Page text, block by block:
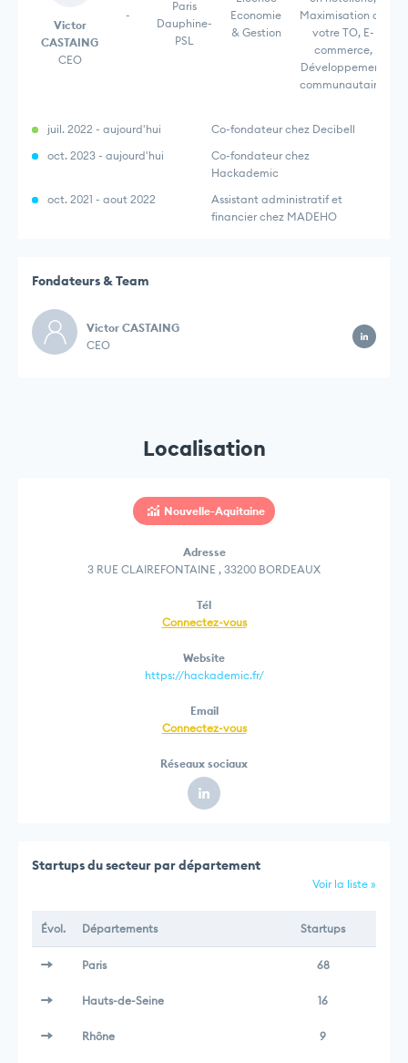
Victor
CASTAING
CEO
-
Paris
Dauphine-
PSL
Economie
& Gestion
Maximisation de
votre TO, E-
commerce,
Développement
communautaire,
juil. 2022 - aujourd'hui
Co-fondateur chez Decibell
oct. 2023 - aujourd'hui
Co-fondateur chez
Hackademic
oct. 2021 - aout 2022
Assistant administratif et
financier chez MADEHO
Fondateurs & Team
Victor CASTAING
CEO
Localisation
Nouvelle-Aquitaine
Adresse
3 RUE CLAIREFONTAINE , 33200 BORDEAUX
Tél
Connectez-vous
Website
https://hackademic.fr/
Email
Connectez-vous
Réseaux sociaux
Startups du secteur par département
Voir la liste »
Évol. Départements Startups
Paris 68
Hauts-de-Seine 16
Rhône 9